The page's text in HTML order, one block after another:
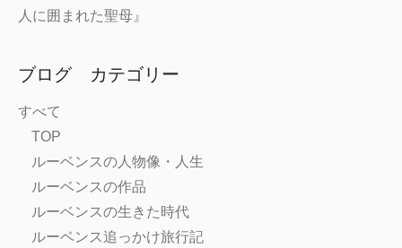
人に囲まれた聖母』
ブログ カテゴリー
すべて
TOP
ルーベンスの人物像・人生
ルーベンスの作品
ルーベンスの生きた時代
ルーベンス追っかけ旅行記